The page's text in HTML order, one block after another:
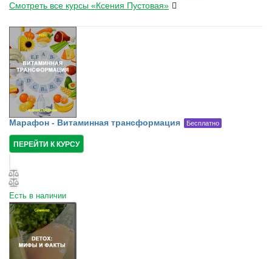
Смотреть все курсы «Ксения Пустовая»
Марафон - Витаминная трансформация Бесплатно
ПЕРЕЙТИ К КУРСУ
Есть в наличии